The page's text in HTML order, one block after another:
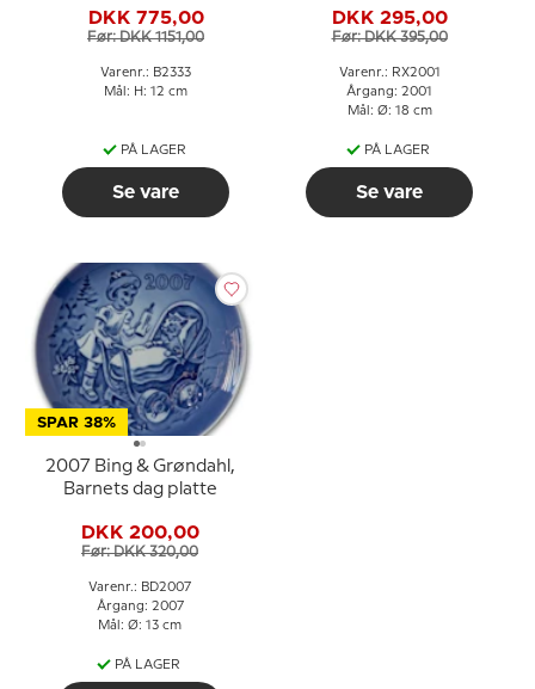
DKK 775,00
Før: DKK 1151,00
Varenr.: B2333
Mål: H: 12 cm
PÅ LAGER
Se vare
DKK 295,00
Før: DKK 395,00
Varenr.: RX2001
Årgang: 2001
Mål: Ø: 18 cm
PÅ LAGER
Se vare
SPAR 38%
2007 Bing & Grøndahl,
Barnets dag platte
DKK 200,00
Før: DKK 320,00
Varenr.: BD2007
Årgang: 2007
Mål: Ø: 13 cm
PÅ LAGER